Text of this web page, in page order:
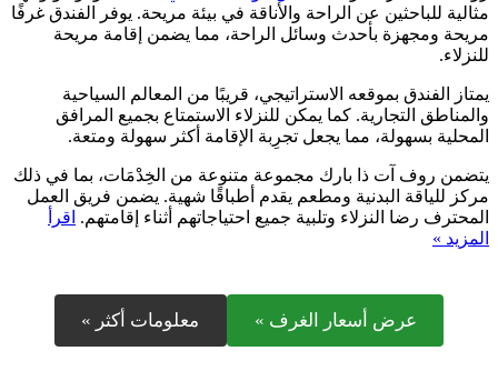
مثالية للباحثين عن الراحة والأناقة في بيئة مريحة. يوفر الفندق غرفًا
مريحة ومجهزة بأحدث وسائل الراحة، مما يضمن إقامة مريحة
للنزلاء.
يمتاز الفندق بموقعه الاستراتيجي، قريبًا من المعالم السياحية
والمناطق التجارية. كما يمكن للنزلاء الاستمتاع بجميع المرافق
المحلية بسهولة، مما يجعل تجرِبة الإقامة أكثر سهولة ومتعة.
يتضمن روف آت ذا بارك مجموعة متنوعة من الخِدْمَات، بما في ذلك
مركز للياقة البدنية ومطعم يقدم أطباقًا شهية. يضمن فريق العمل
المحترف رضا النزلاء وتلبية جميع احتياجاتهم أثناء إقامتهم. اقرأ
المزيد »
عرض أسعار الغرف » معلومات أكثر »